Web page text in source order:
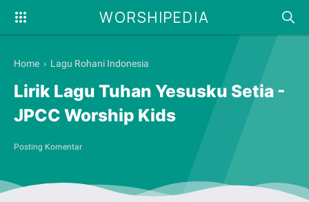
WORSHIPEDIA
Home › Lagu Rohani Indonesia
Lirik Lagu Tuhan Yesusku Setia -
JPCC Worship Kids
Posting Komentar